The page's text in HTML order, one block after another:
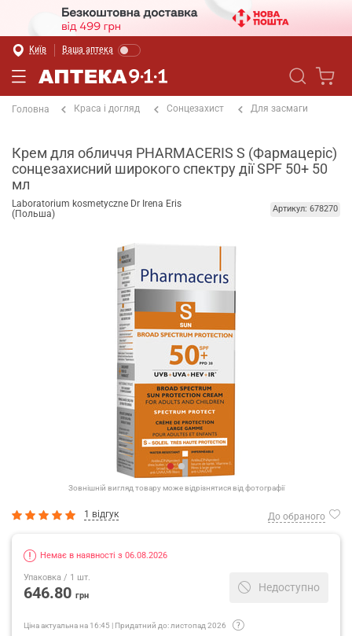
Київ Ваша аптека
Головна Краса і догляд Сонцезахист Для засмаги
Крем для обличчя PHARMACERIS S (Фармацеріс)
сонцезахисний широкого спектру дії SPF 50+ 50
мл
Laboratorium kosmetyczne Dr Irena Eris
(Польша)
Артикул: 678270
Зовнішній вигляд товару може відрізнятися від фотографії
1 відгук До обраного
Немає в наявності з 06.08.2026
Упаковка / 1 шт.
646.80 грн
Недоступно
Ціна актуальна на 16:45 | Придатний до: листопад 2026